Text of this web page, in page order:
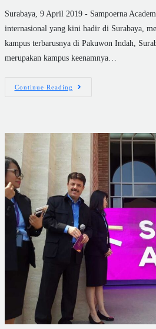
Surabaya, 9 April 2019 - Sampoerna
internasional yang kini hadir di Surabaya,
kampus terbarusnya di Pakuwon Indah,
merupakan kampus keenamnya…
Continue Reading